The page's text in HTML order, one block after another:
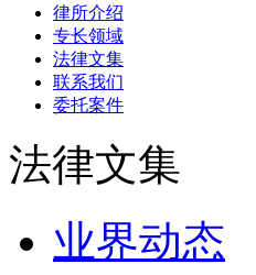
律所介绍
专长领域
法律文集
联系我们
委托案件
法律文集
业界动态